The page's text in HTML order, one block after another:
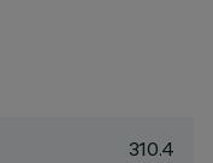
310.4